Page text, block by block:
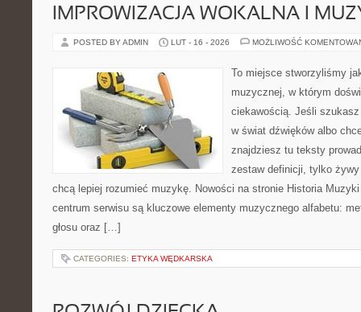
IMPROWIZACJA WOKALNA I
POSTED BY ADMIN LUT - 16 - 2026 MOŻLIWOŚĆ
To miejsce stworzyliśmy
muzycznej, w którym
ciekawością. Jeśli
w świat dźwięków albo
znajdziesz tu teksty
zestaw definicji, tylko
chcą lepiej rozumieć muzykę. Nowości na stronie Historia
centrum serwisu są kluczowe elementy muzycznego alfabetu:
głosu oraz […]
CATEGORIES: ETYKA WĘDKARSKA